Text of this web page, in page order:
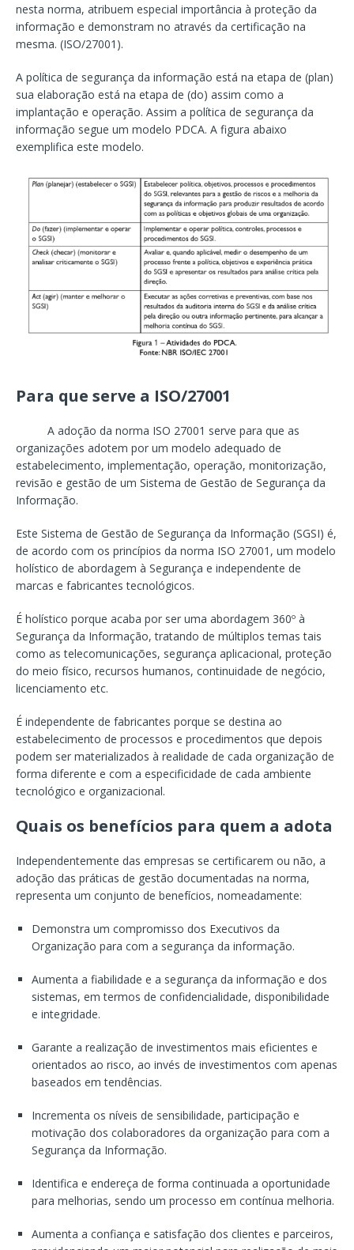
nesta norma, atribuem especial importância à proteção da
informação e demonstram no através da certificação na
mesma. (ISO/27001).
A política de segurança da informação está na etapa de (plan)
sua elaboração está na etapa de (do) assim como a
implantação e operação. Assim a política de segurança da
informação segue um modelo PDCA. A figura abaixo
exemplifica este modelo.
Para que serve a ISO/27001
A adoção da norma ISO 27001 serve para que as
organizações adotem por um modelo adequado de
estabelecimento, implementação, operação, monitorização,
revisão e gestão de um Sistema de Gestão de Segurança da
Informação.
Este Sistema de Gestão de Segurança da Informação (SGSI) é,
de acordo com os princípios da norma ISO 27001, um modelo
holístico de abordagem à Segurança e independente de
marcas e fabricantes tecnológicos.
É holístico porque acaba por ser uma abordagem 360º à
Segurança da Informação, tratando de múltiplos temas tais
como as telecomunicações, segurança aplicacional, proteção
do meio físico, recursos humanos, continuidade de negócio,
licenciamento etc.
É independente de fabricantes porque se destina ao
estabelecimento de processos e procedimentos que depois
podem ser materializados à realidade de cada organização de
forma diferente e com a especificidade de cada ambiente
tecnológico e organizacional.
Quais os benefícios para quem a adota
Independentemente das empresas se certificarem ou não, a
adoção das práticas de gestão documentadas na norma,
representa um conjunto de benefícios, nomeadamente:
Demonstra um compromisso dos Executivos da
Organização para com a segurança da informação.
Aumenta a fiabilidade e a segurança da informação e dos
sistemas, em termos de confidencialidade, disponibilidade
e integridade.
Garante a realização de investimentos mais eficientes e
orientados ao risco, ao invés de investimentos com apenas
baseados em tendências.
Incrementa os níveis de sensibilidade, participação e
motivação dos colaboradores da organização para com a
Segurança da Informação.
Identifica e endereça de forma continuada a oportunidade
para melhorias, sendo um processo em contínua melhoria.
Aumenta a confiança e satisfação dos clientes e parceiros,